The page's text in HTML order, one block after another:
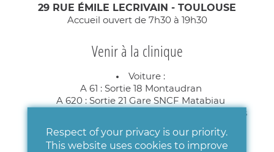
29 RUE ÉMILE LECRIVAIN - TOULOUSE
Accueil ouvert de 7h30 à 19h30
Venir à la clinique
Voiture :
A 61 : Sortie 18 Montaudran
A 620 : Sortie 21 Gare SNCF Matabiau
Parking : 270 places – Accès direct aux services
Bus :
Ligne L8, L9 et 23
Respect of your privacy is our priority.
This website uses cookies to improve